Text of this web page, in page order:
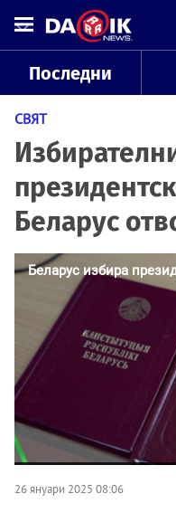
Последни
СВЯТ
Беларус
26 януари 2025 08:06